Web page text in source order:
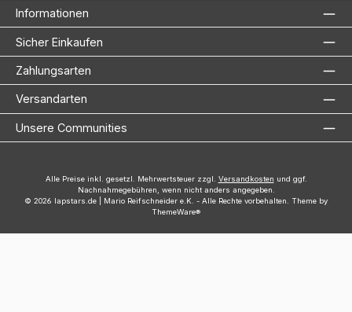
Informationen
Sicher Einkaufen
Zahlungsarten
Versandarten
Unsere Communities
Alle Preise inkl. gesetzl. Mehrwertsteuer zzgl. Versandkosten und ggf.
Nachnahmegebühren, wenn nicht anders angegeben.
© 2026 lapstars.de | Mario Reifschneider e.K. - Alle Rechte vorbehalten. Theme by
ThemeWare®